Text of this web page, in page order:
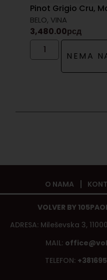
Pinot Grigio Cru,
BELO, VINA
3,480.00рсд
NEMA
O NAMA
VOLVER BY
ADRESA: Mileševska 3,
MAIL:
TELEFON: